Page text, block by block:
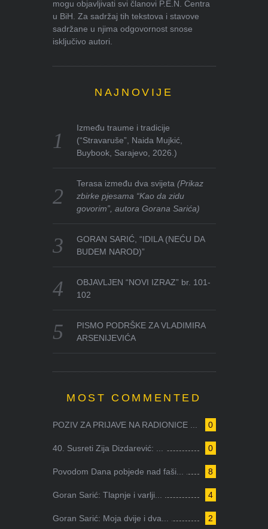
mogu objavljivati svi članovi P.E.N. Centra
u BiH. Za sadržaj tih tekstova i stavove
sadržane u njima odgovornost snose
isključivo autori.
NAJNOVIJE
Između traume i tradicije
(“Stravaruše”, Naida Mujkić,
Buybook, Sarajevo, 2026.)
Terasa između dva svijeta(Prikaz
zbirke pjesama “Kao da zidu
govorim”, autora Gorana Sarića)
GORAN SARIĆ, “IDILA (NEĆU DA
BUDEM NAROD)”
OBJAVLJEN “NOVI IZRAZ” br. 101-
102
PISMO PODRŠKE ZA VLADIMIRA
ARSENIJEVIĆA
MOST COMMENTED
0
POZIV ZA PRIJAVE NA RADIONICE ...
0
40. Susreti Zija Dizdarević: ...
8
Povodom Dana pobjede nad faši...
4
Goran Sarić: Tlapnje i varlji...
2
Goran Sarić: Moja dvije i dva...